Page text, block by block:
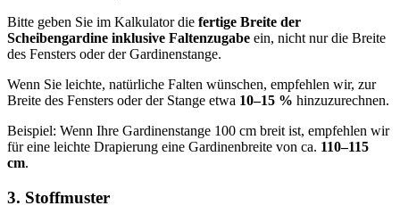
Bitte geben Sie im Kalkulator die fertige Breite der
Scheibengardine inklusive Faltenzugabe ein, nicht nur die Breite
des Fensters oder der Gardinenstange.
Wenn Sie leichte, natürliche Falten wünschen, empfehlen wir, zur
Breite des Fensters oder der Stange etwa 10–15 % hinzuzurechnen.
Beispiel: Wenn Ihre Gardinenstange 100 cm breit ist, empfehlen wir
für eine leichte Drapierung eine Gardinenbreite von ca. 110–115
cm.
3. Stoffmuster